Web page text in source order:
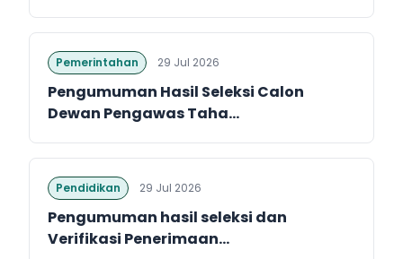
Pemerintahan 29 Jul 2026
Pengumuman Hasil Seleksi Calon
Dewan Pengawas Taha...
Pendidikan 29 Jul 2026
Pengumuman hasil seleksi dan
Verifikasi Penerimaan...